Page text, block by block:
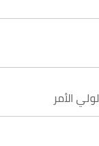
الحصول على